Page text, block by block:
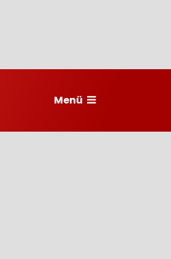
Menü